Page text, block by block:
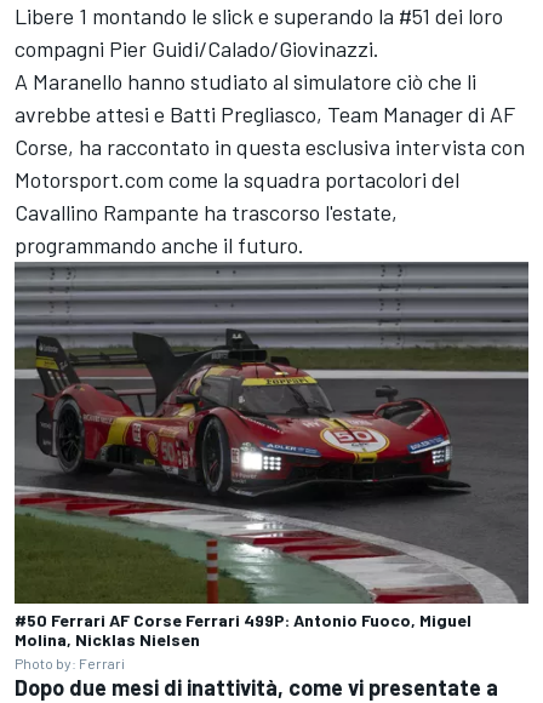
Libere 1 montando le slick e superando la #51 dei loro
compagni Pier Guidi/Calado/Giovinazzi.
A Maranello hanno studiato al simulatore ciò che li
avrebbe attesi e Batti Pregliasco, Team Manager di AF
Corse, ha raccontato in questa esclusiva intervista con
Motorsport.com come la squadra portacolori del
Cavallino Rampante ha trascorso l'estate,
programmando anche il futuro.
#50 Ferrari AF Corse Ferrari 499P: Antonio Fuoco, Miguel
Molina, Nicklas Nielsen
Photo by: Ferrari
Dopo due mesi di inattività, come vi presentate a